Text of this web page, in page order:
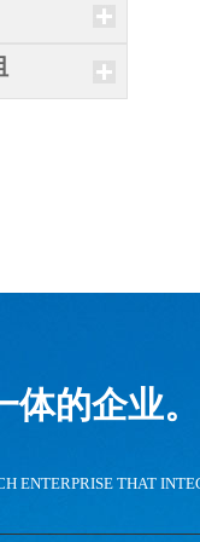
的企业。
ENTERPRISE THAT